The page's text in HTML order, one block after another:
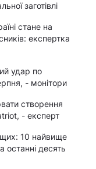
заготівлі
стане на
експертка
удар по
- монітори
створення
- експерт
10 найвище
останні десять